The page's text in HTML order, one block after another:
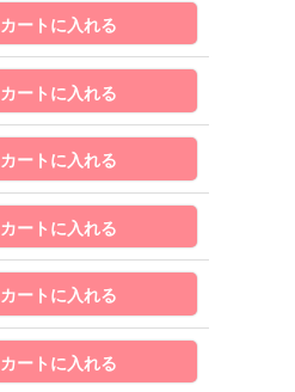
カートに入れる
カートに入れる
カートに入れる
カートに入れる
カートに入れる
カートに入れる